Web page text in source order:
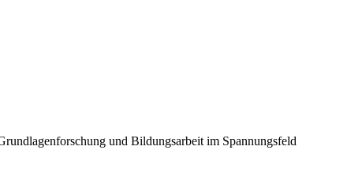
und Bildungsarbeit im Spannungsfeld